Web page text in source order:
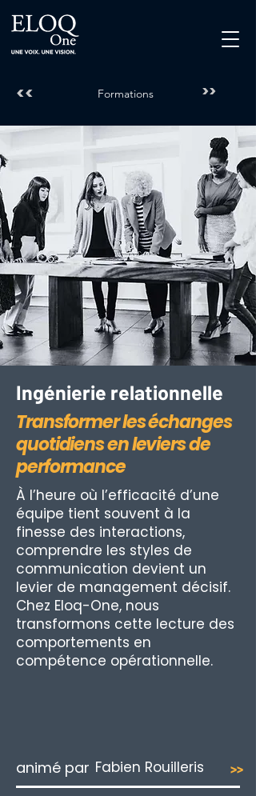
<< Formations >>
Ingénierie relationnelle
Transformer les échanges
quotidiens en leviers de
performance
À l’heure où l’efficacité d’une
équipe tient souvent à la
finesse des interactions,
comprendre les styles de
communication devient un
levier de management décisif.
Chez Eloq-One, nous
transformons cette lecture des
comportements en
compétence opérationnelle.
animé par Fabien Rouilleris >>